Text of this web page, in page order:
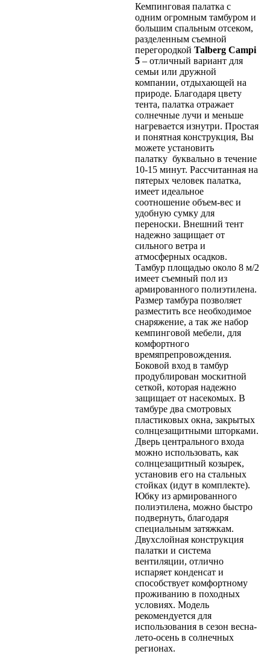
Кемпинговая палатка с
одним огромным тамбуром и
большим спальным отсеком,
разделенным съемной
перегородкой Talberg Campi
5 – отличный вариант для
семьи или дружной
компании, отдыхающей на
природе. Благодаря цвету
тента, палатка отражает
солнечные лучи и меньше
нагревается изнутри. Простая
и понятная конструкция, Вы
можете установить
палатку буквально в течение
10-15 минут. Рассчитанная на
пятерых человек палатка,
имеет идеальное
соотношение объем-вес и
удобную сумку для
переноски. Внешний тент
надежно защищает от
сильного ветра и
атмосферных осадков.
Тамбур площадью около 8 м/2
имеет съемный пол из
армированного полиэтилена.
Размер тамбура позволяет
разместить все необходимое
снаряжение, а так же набор
кемпинговой мебели, для
комфортного
времяпрепровождения.
Боковой вход в тамбур
продублирован москитной
сеткой, которая надежно
защищает от насекомых. В
тамбуре два смотровых
пластиковых окна, закрытых
солнцезащитными шторками.
Дверь центрального входа
можно использовать, как
солнцезащитный козырек,
установив его на стальных
стойках (идут в комплекте).
Юбку из армированного
полиэтилена, можно быстро
подвернуть, благодаря
специальным затяжкам.
Двухслойная конструкция
палатки и система
вентиляции, отлично
испаряет конденсат и
способствует комфортному
проживанию в походных
условиях. Модель
рекомендуется для
использования в сезон весна-
лето-осень в солнечных
регионах.